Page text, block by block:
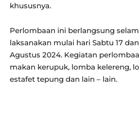
khususnya.
Perlombaan ini berlangsung
laksanakan mulai hari Sabtu 17
Agustus 2024. Kegiatan
makan kerupuk, lomba kelereng,
estafet tepung dan lain – lain.